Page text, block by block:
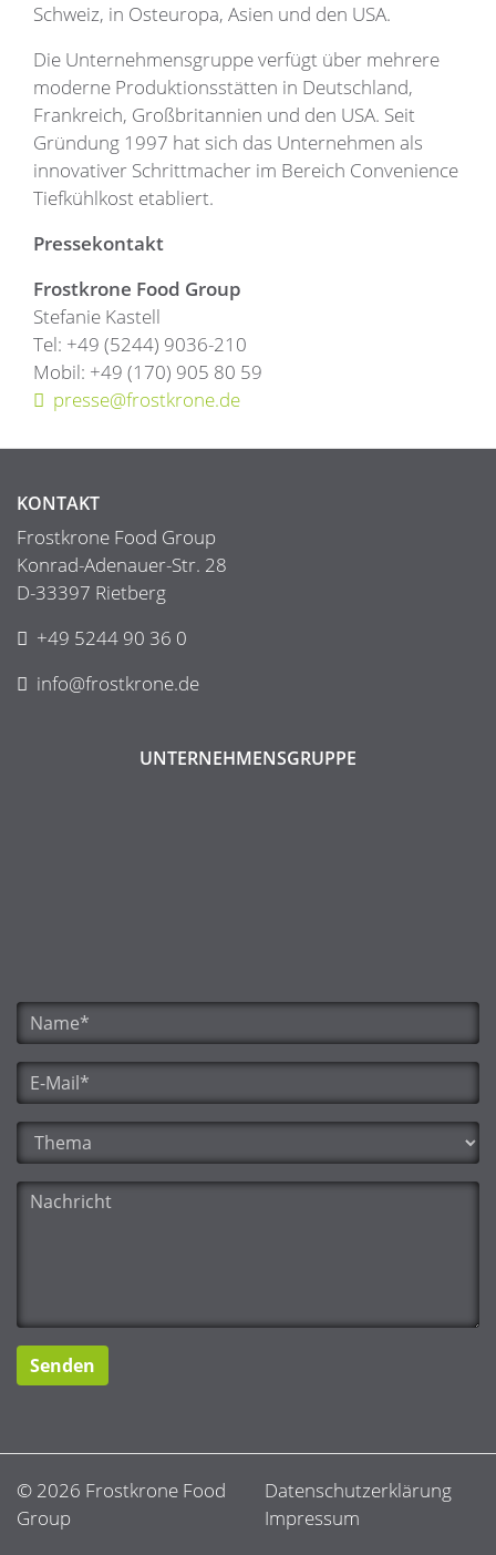
Schweiz, in Osteuropa, Asien und den USA.
Die Unternehmensgruppe verfügt über mehrere
moderne Produktionsstätten in Deutschland,
Frankreich, Großbritannien und den USA. Seit
Gründung 1997 hat sich das Unternehmen als
innovativer Schrittmacher im Bereich Convenience
Tiefkühlkost etabliert.
Pressekontakt
Frostkrone Food Group
Stefanie Kastell
Tel: +49 (5244) 9036-210
Mobil: +49 (170) 905 80 59
presse@frostkrone.de
KONTAKT
Frostkrone Food Group
Konrad-Adenauer-Str. 28
D-33397 Rietberg
+49 5244 90 36 0
info@frostkrone.de
UNTERNEHMENSGRUPPE
Name*
E-Mail*
Thema*
Nachricht
© 2026 Frostkrone Food
Group
Datenschutzerklärung
Impressum